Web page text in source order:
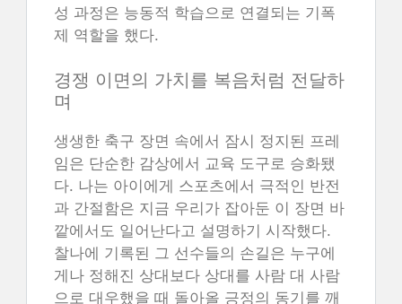
성 과정은 능동적 학습으로 연결되는 기폭
제 역할을 했다.
경쟁 이면의 가치를 복음처럼 전달하
며
생생한 축구 장면 속에서 잠시 정지된 프레
임은 단순한 감상에서 교육 도구로 승화됐
다. 나는 아이에게 스포츠에서 극적인 반전
과 간절함은 지금 우리가 잡아둔 이 장면 바
깥에서도 일어난다고 설명하기 시작했다.
찰나에 기록된 그 선수들의 손길은 누구에
게나 정해진 상대보다 상대를 사람 대 사람
으로 대우했을 때 돌아올 긍정의 동기를 깨